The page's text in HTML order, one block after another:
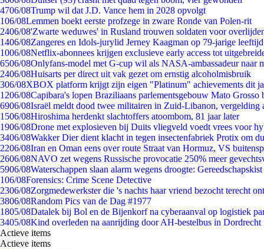
4706/08Trump wil dat J.D. Vance hem in 2028 opvolgt
106/08Lemmen boekt eerste profzege in zware Ronde van Polen-rit
2406/08'Zwarte weduwes' in Rusland trouwen soldaten voor
1406/08Zangeres en Idols-jurylid Jerney Kaagman op 79-jarige
1006/08Netflix-abonnees krijgen exclusieve early access tot
6506/08Onlyfans-model met G-cup wil als NASA-ambassadeur naar
2406/08Huisarts per direct uit vak gezet om ernstig alcoholmisbruik
306/08XBOX platform krijgt zijn eigen "Platinum" achievements dit
1206/08Capibara's lopen Braziliaans parlementsgebouw Mato Grosso
6906/08Israël meldt dood twee militairen in Zuid-Libanon, vergelding
1506/08Hiroshima herdenkt slachtoffers atoombom, 81 jaar later
1906/08Drone met explosieven bij Duits vliegveld voedt vrees voor
3406/08Wakker Dier dient klacht in tegen insectenfabriek Protix om
2206/08Iran en Oman eens over route Straat van Hormuz, VS
2606/08NAVO zet wegens Russische provocatie 250% meer
5906/08Waterschappen slaan alarm wegens droogte:
106/08Forensics: Crime Scene Detective
2306/08Zorgmedewerkster die 's nachts haar vriend bezocht terecht
3806/08Random Pics van de Dag #1977
1805/08Datalek bij Bol en de Bijenkorf na cyberaanval op logistiek
3405/08Kind overleden na aanrijding door AH-bestelbus in Dordrecht
Actieve items
Actieve items